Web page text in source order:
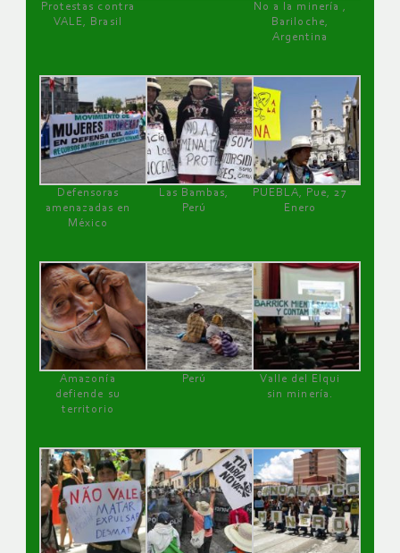
Protestas contra
VALE, Brasil
No a la minería ,
Bariloche,
Argentina
Defensoras
amenazadas en
México
Las Bambas,
Perú
PUEBLA, Pue, 27
Enero
Amazonía
defiende su
territorio
Perú
Valle del Elqui
sin minería.